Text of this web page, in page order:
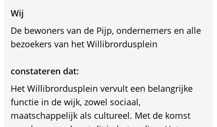
Wij
De bewoners van de Pijp, ondernemers en alle
bezoekers van het Willibrordusplein
constateren dat:
Het Willibrordusplein vervult een belangrijke
functie in de wijk, zowel sociaal,
maatschappelijk als cultureel. Met de komst